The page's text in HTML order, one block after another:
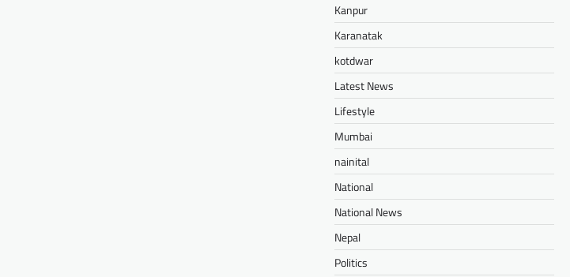
Kanpur
Karanatak
kotdwar
Latest News
Lifestyle
Mumbai
nainital
National
National News
Nepal
Politics